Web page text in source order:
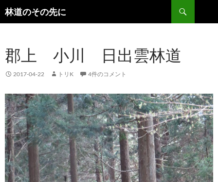
林道のその先に
検
索
ン
ツ
へ
ッ
プ
郡上 小川 日出雲林道
2017-04-22 トリK 4件のコメント